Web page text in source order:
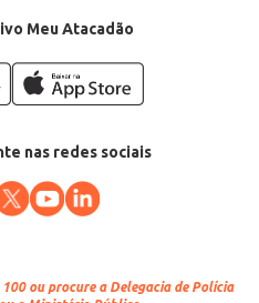
Meu Atacadão
nas redes sociais
100 ou procure a Delegacia de Polícia